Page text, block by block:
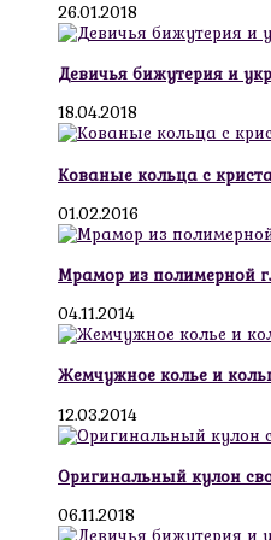
26.01.2018
Девичья бижутерия и
18.04.2018
Кованые кольца с
01.02.2016
Мрамор из полимерной
04.11.2014
Жемчужное колье и
12.03.2014
Оригинальный кулон
06.11.2018